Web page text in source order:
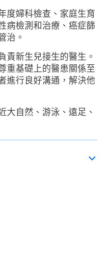
度婦科檢查、家庭生育
病檢測和治療、癌症篩
治。
責新生兒接生的醫生。
重基礎上的醫患關係至
進行良好溝通，解決他
大自然、游泳、遠足、